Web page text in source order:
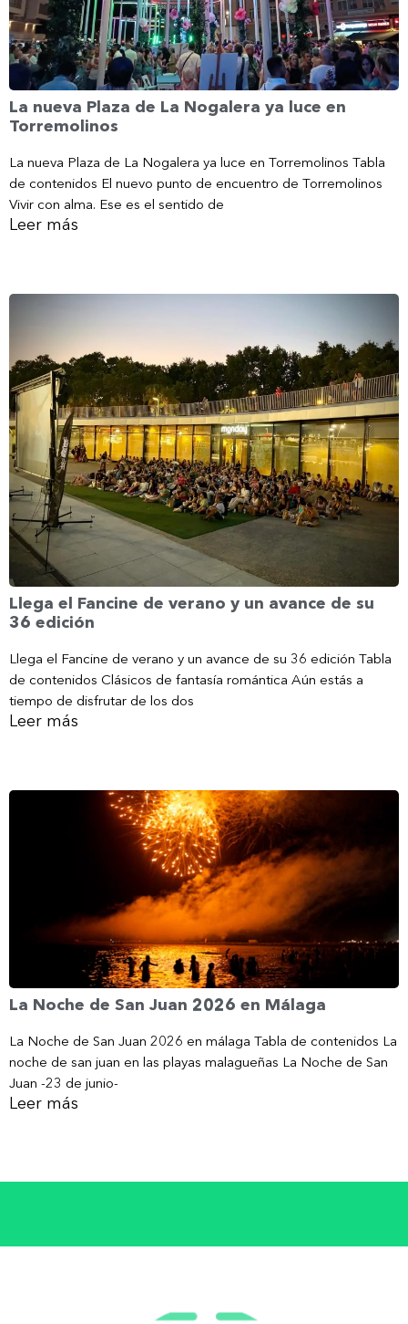
La nueva Plaza de La Nogalera ya luce en
Torremolinos
La nueva Plaza de La Nogalera ya luce en Torremolinos Tabla
de contenidos El nuevo punto de encuentro de Torremolinos
Vivir con alma. Ese es el sentido de
Leer más
Llega el Fancine de verano y un avance de su
36 edición
Llega el Fancine de verano y un avance de su 36 edición Tabla
de contenidos Clásicos de fantasía romántica Aún estás a
tiempo de disfrutar de los dos
Leer más
La Noche de San Juan 2026 en Málaga
La Noche de San Juan 2026 en málaga Tabla de contenidos La
noche de san juan en las playas malagueñas La Noche de San
Juan -23 de junio-
Leer más